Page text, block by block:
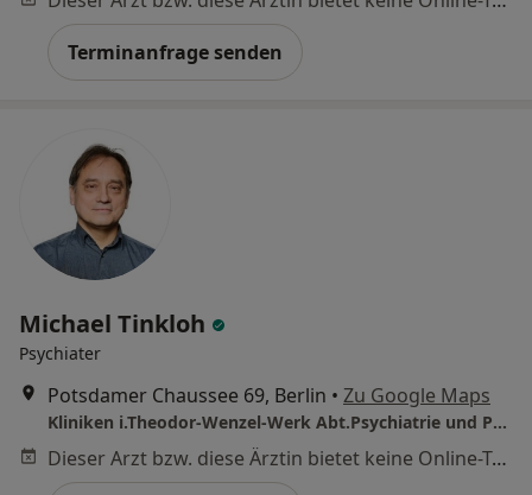
Terminanfrage senden
Michael Tinkloh
Psychiater
Potsdamer Chaussee 69, Berlin • Zu Google Maps
Kliniken i.Theodor-Wenzel-Werk Abt.Psychiatrie und Psychotherapie
Dieser Arzt bzw. diese Ärztin bietet keine Online-Terminbuchung an diesem Standort an.